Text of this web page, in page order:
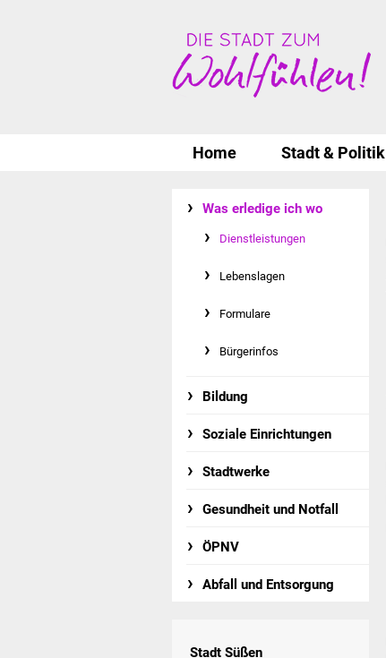
Home Stadt & Politik
Was erledige ich wo
Dienstleistungen
Lebenslagen
Formulare
Bürgerinfos
Bildung
Soziale Einrichtungen
Stadtwerke
Gesundheit und Notfall
ÖPNV
Abfall und Entsorgung
Stadt Süßen